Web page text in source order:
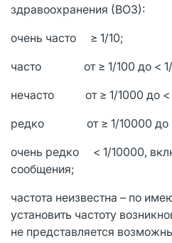
здравоохранения (ВОЗ):
очень часто ≥ 1/10;
часто от ≥ 1/100 до < 1/
нечасто от ≥ 1/1000 до <
редко от ≥ 1/10000 до <
очень редко < 1/10000,
сообщения;
частота неизвестна – по
установить частоту
не представляется